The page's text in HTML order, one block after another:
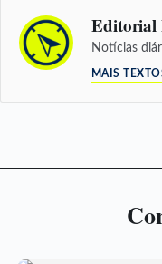
Editorial
Notícias
MAIS